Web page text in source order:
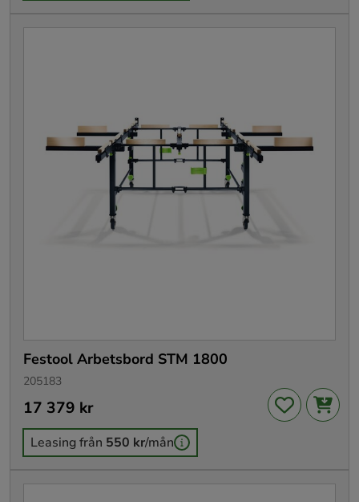
Festool Arbetsbord STM 1800
205183
Pris :17 379 kr
17 379 kr
Leasing från 550 kr/mån